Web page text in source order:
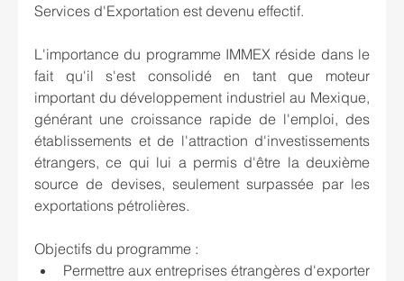
Services d'Exportation est devenu effectif.
L'importance du programme IMMEX réside dans le
fait qu'il s'est consolidé en tant que moteur
important du développement industriel au Mexique,
générant une croissance rapide de l'emploi, des
établissements et de l'attraction d'investissements
étrangers, ce qui lui a permis d'être la deuxième
source de devises, seulement surpassée par les
exportations pétrolières.
Objectifs du programme :
Permettre aux entreprises étrangères d'exporter